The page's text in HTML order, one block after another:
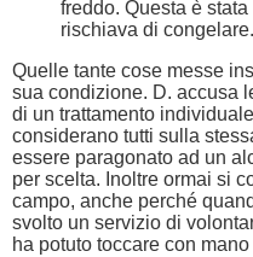
freddo. Questa è
rischiava di congelare.
Quelle tante cose messe
sua condizione. D. accusa
di un trattamento
considerano tutti sulla
essere paragonato ad un
per scelta. Inoltre ormai si
campo, anche perché
svolto un servizio di
ha potuto toccare con